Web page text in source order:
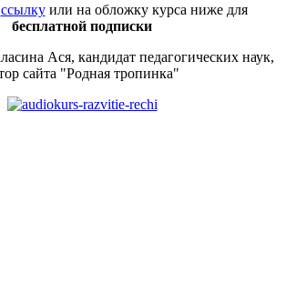
ссылкуили на обложку курса ниже для
бесплатной подписки
Ася, кандидат педагогических наук,
сайта "Родная тропинка"